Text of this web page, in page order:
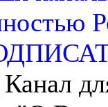
Канал